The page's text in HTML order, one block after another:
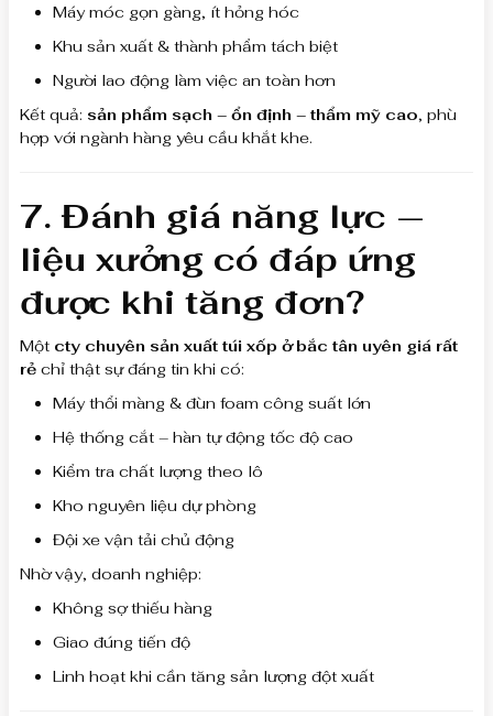
Máy móc gọn gàng, ít hỏng hóc
Khu sản xuất & thành phẩm tách biệt
Người lao động làm việc an toàn hơn
Kết quả: sản phẩm sạch – ổn định – thẩm mỹ cao, phù
hợp với ngành hàng yêu cầu khắt khe.
7. Đánh giá năng lực —
liệu xưởng có đáp ứng
được khi tăng đơn?
Một cty chuyên sản xuất túi xốp ở bắc tân uyên giá rất
rẻ chỉ thật sự đáng tin khi có:
Máy thổi màng & đùn foam công suất lớn
Hệ thống cắt – hàn tự động tốc độ cao
Kiểm tra chất lượng theo lô
Kho nguyên liệu dự phòng
Đội xe vận tải chủ động
Nhờ vậy, doanh nghiệp:
Không sợ thiếu hàng
Giao đúng tiến độ
Linh hoạt khi cần tăng sản lượng đột xuất